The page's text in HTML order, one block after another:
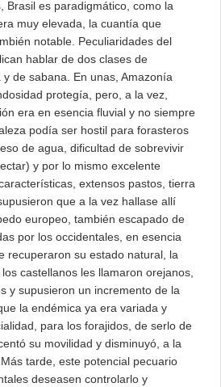
Brasil es paradigmático, como la
muy elevada, la cuantía que
notable. Peculiaridades del
hablar de dos clases de
de sabana. En unas, Amazonía
protegía, pero, a la vez,
era en esencia fluvial y no siempre
podía ser hostil para forasteros
de agua, dificultad de sobrevivir
y por lo mismo excelente
extensos pastos, tierra
que a la vez hallase allí
europeo, también escapado de
por los occidentales, en esencia
recuperaron su estado natural, la
castellanos les llamaron orejanos,
y supusieron un incremento de la
la endémica ya era variada y
para los forajidos, de serlo de
su movilidad y disminuyó, a la
tarde, este potencial pecuario
deseasen controlarlo y